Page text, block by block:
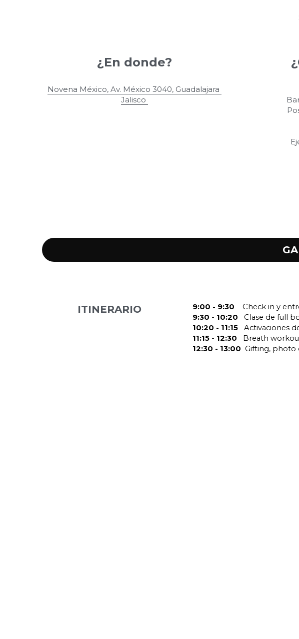
¿En donde?
Novena México, Av. México 3040, Guadalajara
Jalisco
ITINERARIO 9:00 - 9:30 Check in y
9:30 - 10:20 Clase de full
10:20 - 11:15 Activaciones
11:15 - 12:30 Breath
12:30 - 13:00 Gifting, photo